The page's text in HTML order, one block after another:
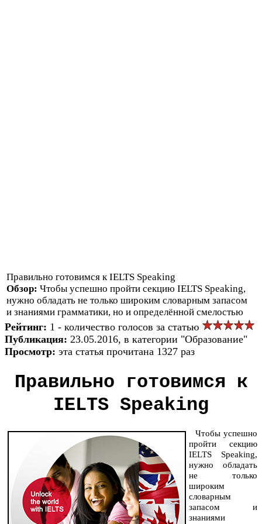
Правильно готовимся к IELTS Speaking
Обзор: Чтобы успешно пройти секцию IELTS Speaking,
нужно обладать не только широким словарным запасом
и знаниями грамматики, но и определённой смелостью
Рейтинг: 1 - количество голосов за статью
Публикация: 23.05.2016, в категории "Образование"
Просмотр: эта статья прочитана 1327 раз
Правильно готовимся к
IELTS Speaking
Чтобы успешно
пройти секцию
IELTS Speaking,
нужно обладать
не только
широким
словарным
запасом и
знаниями